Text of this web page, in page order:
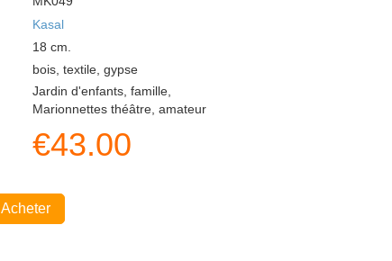
Kasal
18 cm.
bois, textile, gypse
Jardin d'enfants, famille,
Marionnettes théâtre, amateur
€43.00
Acheter